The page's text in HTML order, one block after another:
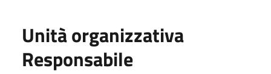
Unità organizzativa
Responsabile